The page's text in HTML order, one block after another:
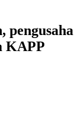
pengusaha
KAPP